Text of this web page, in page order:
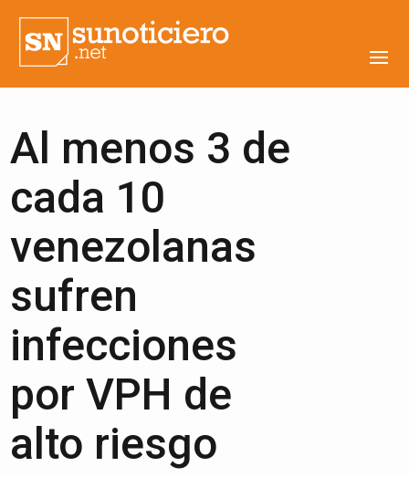
Al menos 3 de
cada 10
venezolanas
sufren
infecciones
por VPH de
alto riesgo